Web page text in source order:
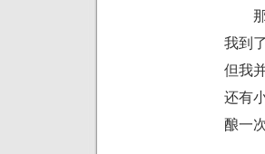
那
我到
但我
还有
酿一